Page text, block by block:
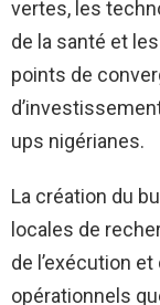
vertes, les
de la santé et
points de
ups nigérianes.
La création du
locales de
de l’exécution
opérationnels